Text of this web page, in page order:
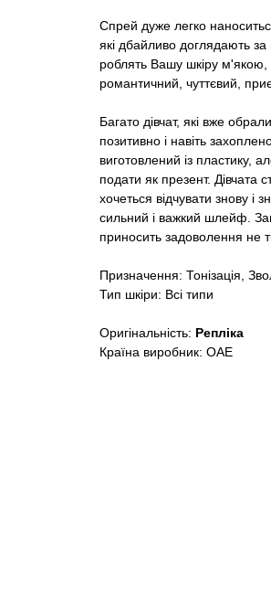
Спрей дуже легко
які дбайливо доглядають
роблять Вашу шкіру
романтичний, чуттєвий,
Багато дівчат, які вже
позитивно і навіть
виготовлений із пластику,
подати як презент. Дівчата
хочеться відчувати знову і
сильний і важкий шлейф.
приносить задоволення не
Призначення: Тонізація,
Тип шкіри: Всі типи
Оригінальність: Репліка
Країна виробник: ОАЕ